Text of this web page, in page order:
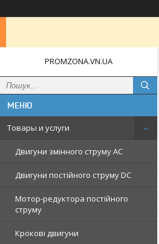
PROMZONA.VN.UA
Товары и услуги
Двигуни змінного струму AC
Двигуни постійного струму DC
Мотор-редуктора постійного
струму
Крокові двигуни